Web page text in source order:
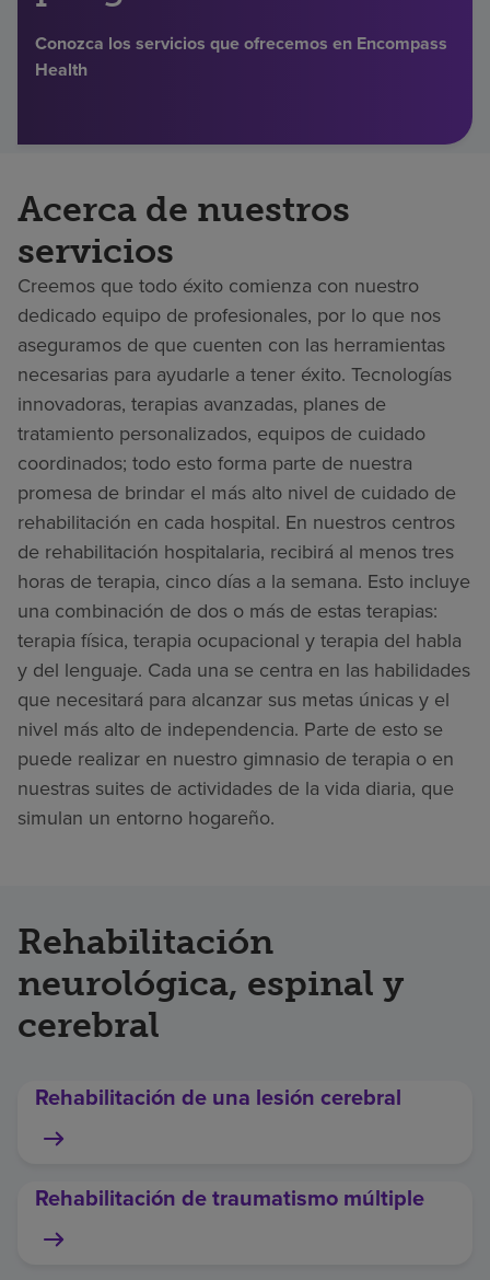
Buscar un centro
Pagar mi factura
Conozca los servicios que ofrecemos en Encompass
Health
Acerca de nuestros
servicios
Creemos que todo éxito comienza con nuestro
dedicado equipo de profesionales, por lo que nos
aseguramos de que cuenten con las herramientas
necesarias para ayudarle a tener éxito. Tecnologías
innovadoras, terapias avanzadas, planes de
tratamiento personalizados, equipos de cuidado
coordinados; todo esto forma parte de nuestra
promesa de brindar el más alto nivel de cuidado de
rehabilitación en cada hospital. En nuestros centros
de rehabilitación hospitalaria, recibirá al menos tres
horas de terapia, cinco días a la semana. Esto incluye
una combinación de dos o más de estas terapias:
terapia física, terapia ocupacional y terapia del habla
y del lenguaje. Cada una se centra en las habilidades
que necesitará para alcanzar sus metas únicas y el
nivel más alto de independencia. Parte de esto se
puede realizar en nuestro gimnasio de terapia o en
nuestras suites de actividades de la vida diaria, que
simulan un entorno hogareño.
Rehabilitación
neurológica, espinal y
cerebral
Rehabilitación de una lesión cerebral
Rehabilitación de traumatismo múltiple